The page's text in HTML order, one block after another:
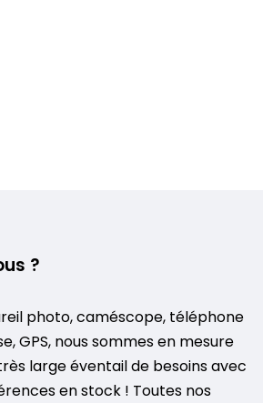
?
photo, caméscope, téléphone
GPS, nous sommes en mesure
large éventail de besoins avec
en stock ! Toutes nos